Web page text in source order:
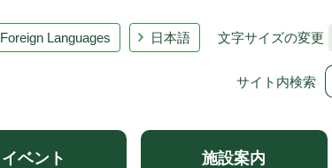
Foreign Languages 日本語 文字サイズの変更
サイト内検索
イベント 施設案内